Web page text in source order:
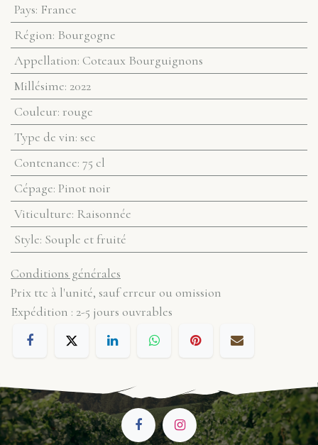
Pays: France
Région: Bourgogne
Appellation: Coteaux Bourguignons
Millésime: 2022
Couleur: rouge
Type de vin: sec
Contenance: 75 cl
Cépage: Pinot noir
Viticulture: Raisonnée
Style: Souple et fruité
Conditions générales
Prix ttc à l'unité, sauf erreur ou omission
Expédition : 2-5 jours ouvrables